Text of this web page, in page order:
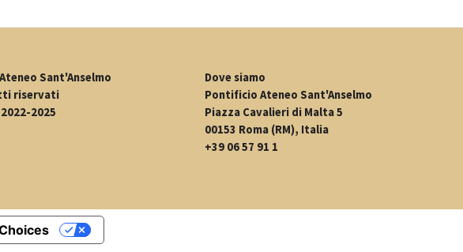
Sant'Anselmo
riservati
2025
Dove siamo
Pontificio Ateneo Sant'Anselmo
Piazza Cavalieri di Malta 5
00153 Roma (RM), Italia
+39 06 57 91 1